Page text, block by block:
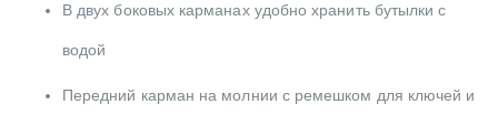
В двух боковых карманах удобно хранить бутылки с
водой
Передний карман на молнии с ремешком для ключей и